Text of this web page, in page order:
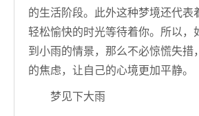
的生活阶段。此外这种梦境还代表
轻松愉快的时光等待着你。所以，
到小雨的情景，那么不必惊慌失措
的焦虑，让自己的心境更加平静。
梦见下大雨